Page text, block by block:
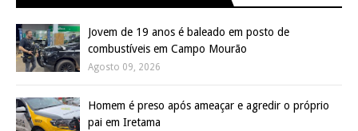
Jovem de 19 anos é baleado em posto de
combustíveis em Campo Mourão
Agosto 09, 2026
Homem é preso após ameaçar e agredir o próprio
pai em Iretama